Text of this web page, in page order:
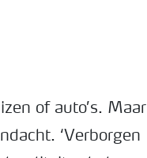
of auto’s. Maar
‘Verborgen